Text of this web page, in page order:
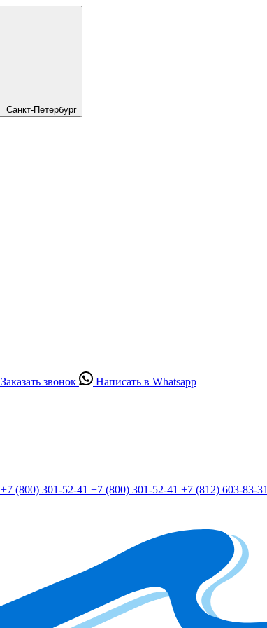
Санкт-Петербург
Заказать звонок Написать в Whatsapp
+7 (800) 301-52-41 +7 (800) 301-52-41 +7 (812) 603-83-31